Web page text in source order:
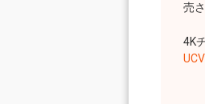
売
4K